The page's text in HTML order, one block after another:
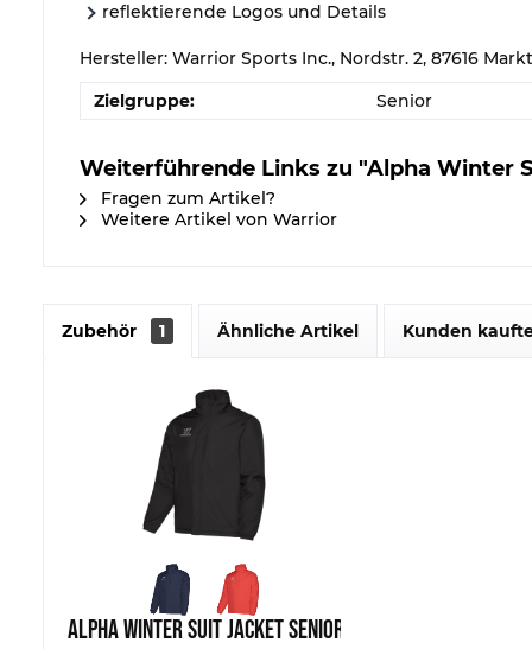
reflektierende Logos und Details
Hersteller: Warrior Sports Inc., Nordstr. 2, 87616
Zielgruppe:
Senior
Weiterführende Links zu "Alpha Winter
Fragen zum Artikel?
Weitere Artikel von Warrior
Zubehör 1 Ähnliche Artikel Kunden
Alpha Winter Suit Jacket Senior